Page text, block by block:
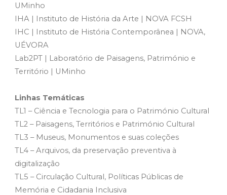
UMinho
IHA | Instituto de História da Arte | NOVA FCSH
IHC | Instituto de História Contemporânea | NOVA,
UÉVORA
Lab2PT | Laboratório de Paisagens, Património e
Território | UMinho
Linhas Temáticas
TL1 – Ciência e Tecnologia para o Património Cultural
TL2 – Paisagens, Territórios e Património Cultural
TL3 – Museus, Monumentos e suas coleções
TL4 – Arquivos, da preservação preventiva à
digitalização
TL5 – Circulação Cultural, Políticas Públicas de
Memória e Cidadania Inclusiva